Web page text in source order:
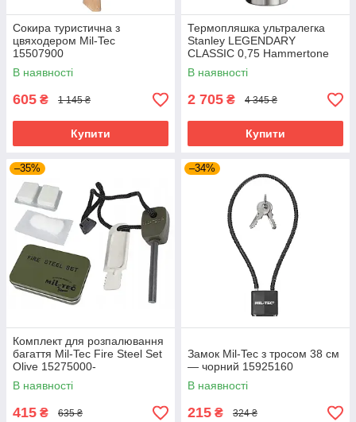
Сокира туристична з
цвяходером Mil-Tec
15507900
В наявності
605 ₴ 1 145 ₴
Купити
Термопляшка ультралегка
Stanley LEGENDARY
CLASSIC 0,75 Hammertone
Clay 10-01612-065
В наявності
2 705 ₴ 4 345 ₴
Купити
–35%
Комплект для розпалювання
багаття Mil-Tec Fire Steel Set
Olive 15275000-
В наявності
415 ₴ 635 ₴
–34%
Замок Mil-Tec з тросом 38 см
— чорний 15925160
В наявності
215 ₴ 324 ₴